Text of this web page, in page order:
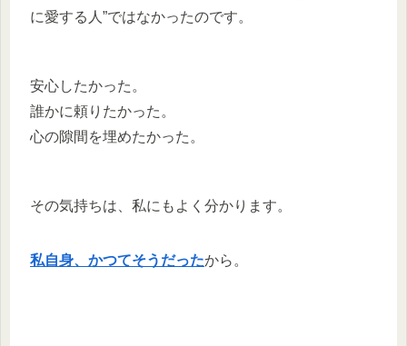
に愛する人”ではなかったのです。
安心したかった。
誰かに頼りたかった。
心の隙間を埋めたかった。
その気持ちは、私にもよく分かります。
私自身、かつてそうだったから。